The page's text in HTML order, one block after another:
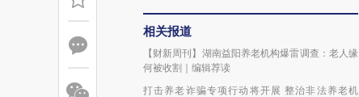
相关报道
【财新周刊】湖南益阳养老机构爆雷调查：老人缘
何被收割｜编辑荐读
打击养老诈骗专项行动将开展 整治非法养老机